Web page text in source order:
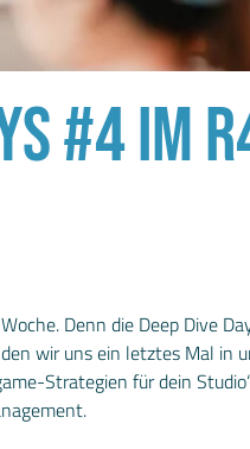
#4 IM
Denn die Deep Dive
wir uns ein letztes Mal in
Strategien für dein